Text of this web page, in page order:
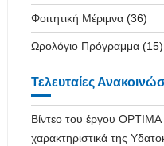
Φοιτητική Μέριμνα(36)
Ωρολόγιο Πρόγραμμα(15)
Τελευταίες
Βίντεο του έργου OPTIMA
χαρακτηριστικά της